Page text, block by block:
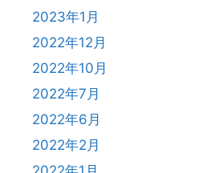
2023年1月
2022年12月
2022年10月
2022年7月
2022年6月
2022年2月